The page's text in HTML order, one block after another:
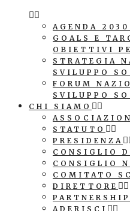
AGENDA 2030
GOALS E
OBIETTIVI
STRATEGIA
SVILUPPO
FORUM
SVILUPPO
CHI SIAMO
STATUTO
PRESIDENZA
CONSIGLIO
CONSIGLIO
COMITATO
DIRETTORE
PARTNERSHIP
ADERISCI